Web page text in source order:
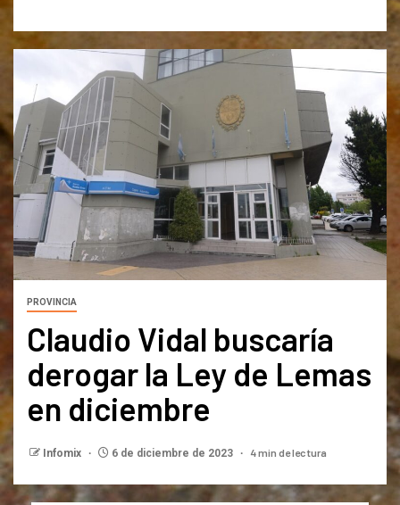
PROVINCIA
Claudio Vidal buscaría
derogar la Ley de Lemas
en diciembre
Infomix 6 de diciembre de 2023 4 min de lectura